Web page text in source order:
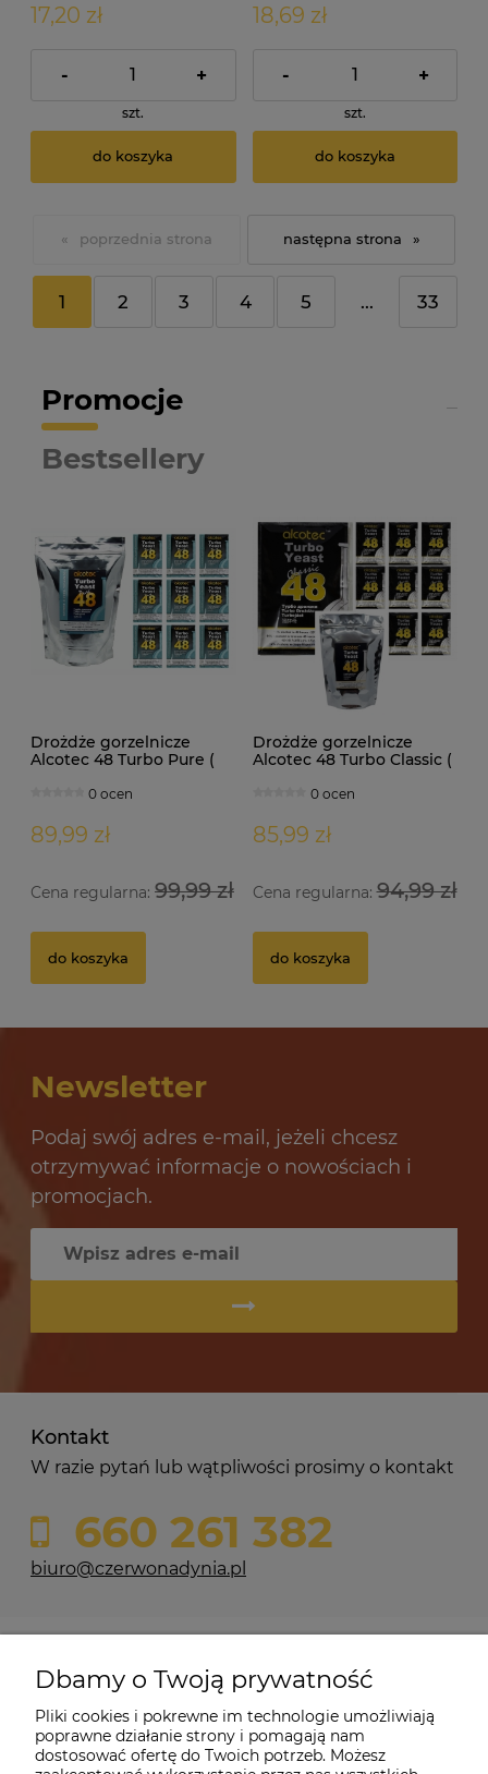
17,20 zł
- +
szt.
do koszyka
18,69 zł
- +
szt.
do koszyka
«
1 2 3 4 5 ... 33
»
Promocje
Bestsellery
Drożdże gorzelnicze
Alcotec 48 Turbo Pure (
0 ocen
89,99 zł
Cena regularna: 99,99 zł
do koszyka
Drożdże gorzelnicze
Alcotec 48 Turbo Classic (
0 ocen
85,99 zł
Cena regularna:94,99 zł
do koszyka
12,69 zł
do koszyka
Newsletter
Podaj swój adres e-mail, jeżeli chcesz
otrzymywać informacje o nowościach i
promocjach.
Kontakt
W razie pytań lub wątpliwości prosimy o kontakt
660 261 382
biuro@czerwonadynia.pl
Moje konto
Dbamy o Twoją prywatność
Pliki cookies i pokrewne im technologie umożliwiają
poprawne działanie strony i pomagają nam
dostosować ofertę do Twoich potrzeb. Możesz